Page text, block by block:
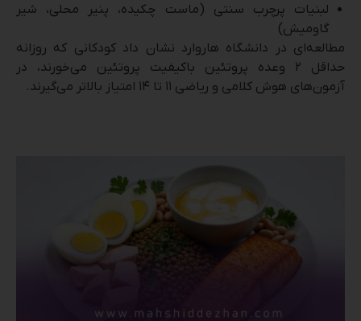
لبنیات پرچرب سنتی (ماست چکیده، پنیر محلی، شیر
گاومیش)
مطالعه‌ای در دانشگاه هاروارد نشان داد کودکانی که روزانه
حداقل ۲ وعده پروتئین باکیفیت پروتئین می‌خورند، در
آزمون‌های هوش کلامی و ریاضی ۱۱ تا ۱۴ امتیاز بالاتر می‌گیرند.